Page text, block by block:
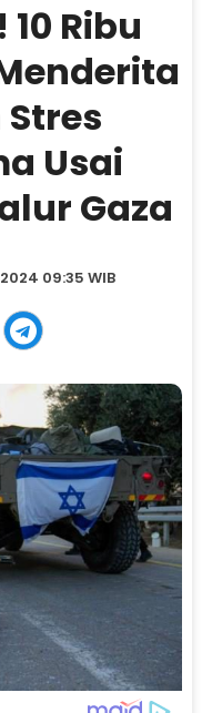
Ribu
Usai
Gaza
09:35 WIB